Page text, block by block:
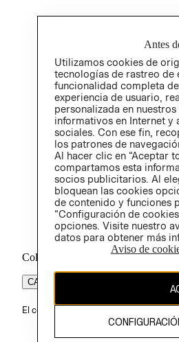
Colombia ($)
CAMBIAR REGIÓN
El contenido de esta página web está
Antes
Utilizamos cookies de
tecnologías de rastreo de
funcionalidad completa
experiencia de usuario,
personalizada en
informativos en Internet y
sociales. Con ese fin,
los patrones de
Al hacer clic en “Aceptar
compartamos esta
socios publicitarios. Al
bloquean las cookies
de contenido y funciones
“Configuración de
opciones. Visite nuestro
datos para obtener más
Aviso de